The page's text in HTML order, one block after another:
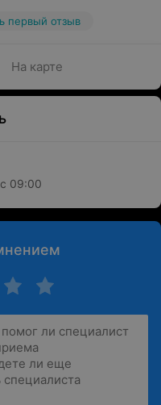
первый отзыв
На карте
с 09:00